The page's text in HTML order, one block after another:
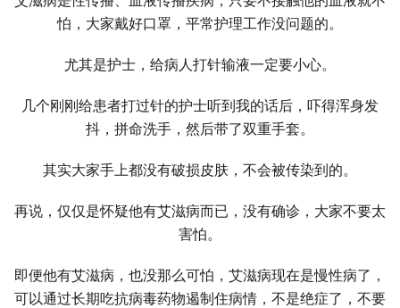
怕，大家戴好口罩，平常护理工作没问题的。
尤其是护士，给病人打针输液一定要小心。
几个刚刚给患者打过针的护士听到我的话后，吓得浑身发
抖，拼命洗手，然后带了双重手套。
其实大家手上都没有破损皮肤，不会被传染到的。
再说，仅仅是怀疑他有艾滋病而已，没有确诊，大家不要太
害怕。
即便他有艾滋病，也没那么可怕，艾滋病现在是慢性病了，
可以通过长期吃抗病毒药物遏制住病情，不是绝症了，不要